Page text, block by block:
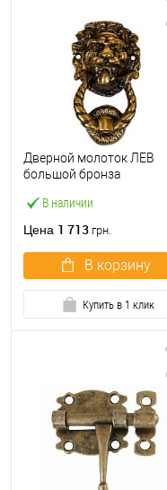
В наличии
Дверной молоток ЛЕВ
большой бронза
Цена 1 713 грн.
В корзину
Купить в 1 клик